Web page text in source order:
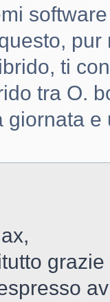
ti
tra O.
giornata e